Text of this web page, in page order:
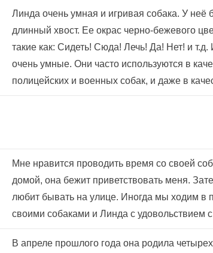
Линда очень умная и игривая собака. У
длинный хвост. Ее окрас черно-бежевого
такие как: Сидеть! Сюда! Лечь! Да! Нет! и
очень умные. Они часто используются в
полицейских и военных собак, и даже в
Мне нравится проводить время со своей
домой, она бежит приветствовать меня.
любит бывать на улице. Иногда мы ходим в
своими собаками и Линда с удовольствием с
В апреле прошлого года она родила